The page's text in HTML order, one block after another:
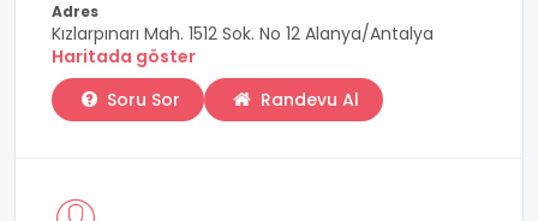
Adres
Kızlarpınarı Mah. 1512 Sok. No 12 Alanya/Antalya
Haritada göster
Soru Sor
Randevu Al